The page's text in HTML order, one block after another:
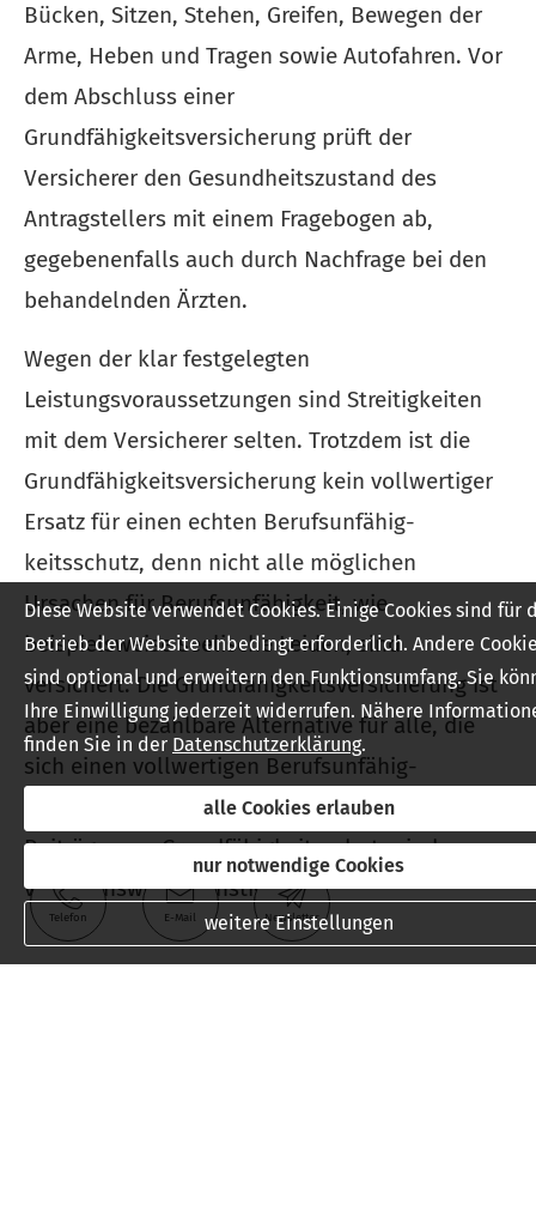
Telefon E-Mail Newsletter
Bücken, Sitzen, Stehen, Greifen, Bewegen der
Arme, Heben und Tragen sowie Autofahren. Vor
dem Abschluss einer
Grundfähigkeitsversicherung prüft der
Versicherer den Gesundheitszustand des
Antragstellers mit einem Fragebogen ab,
gegebenenfalls auch durch Nachfrage bei den
behandelnden Ärzten.
Wegen der klar festgelegten
Leistungsvoraussetzungen sind Streitigkeiten
mit dem Versicherer selten. Trotzdem ist die
Grundfähigkeitsversicherung kein vollwertiger
Ersatz für einen echten Berufs­unfähig­
keitsschutz, denn nicht alle möglichen
Ursachen für Berufs­unfähig­keit, wie
beispielsweise seelische Leiden, sind
versichert. Die Grundfähigkeitsversicherung ist
aber eine bezahlbare Alternative für alle, die
sich einen vollwertigen Berufs­unfähig­
keitsschutz nicht leisten wollen, denn die
Beiträge zum Grundfähigkeitsschutz sind
vergleichsweise günstig.
Diese Website verwendet Cookies. Einige Cookies sind für
Betrieb der Website unbedingt erforderlich. Andere
sind optional und erweitern den Funktionsumfang. Sie
Ihre Einwilligung jederzeit widerrufen. Nähere
finden Sie in der Datenschutzerklärung.
alle Cookies erlauben
nur notwendige Cookies
weitere Einstellungen